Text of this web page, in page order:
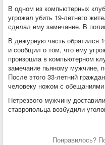
В одном из компьютерных
угрожал убить 19-летнего
сделал ему замечание. В
В дежурную часть обратился
и сообщил о том, что ему
произошла в компьютерном
замечание пьяному мужчине,
После этого 33-летний
человеку ножом с обещаниями
Нетрезвого мужчину
ставропольца возбудили
Понравилось?